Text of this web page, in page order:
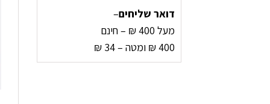
דואר שליחים–
מעל 400 ₪ – חינם
400 ₪ ומטה – 34 ₪